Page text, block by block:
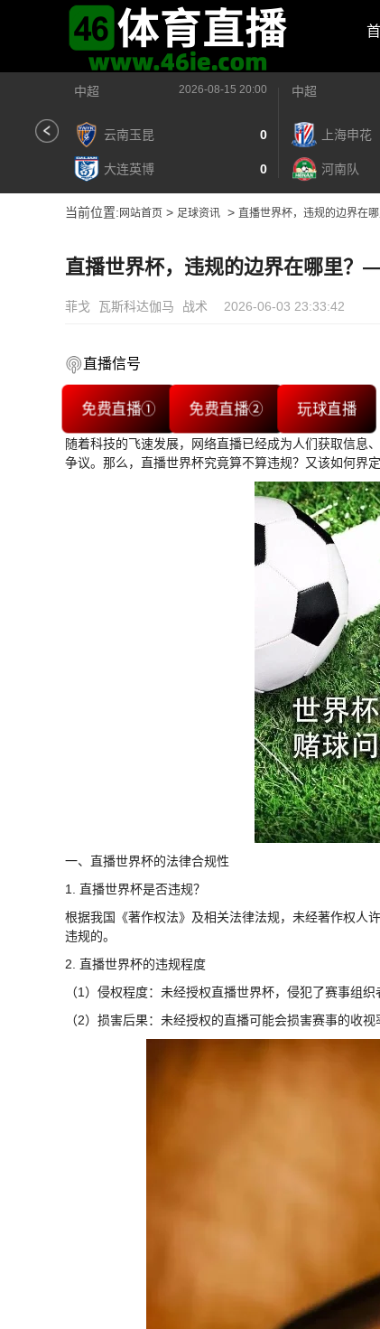
中超 2026-08-15 20:00
云南玉昆 0
大连英博 0
中超
上海申花
河南队
当前位置: 网站首页 > 足球资讯 > 直播世界杯，违规的边界在
直播世界杯，违规的边界在哪里
菲戈 瓦斯科达伽马 战术 2026-06-03 23:33:42
直播信号
免费直播① 免费直播② 玩球直播
随着科技的飞速发展，网络直播已经成为人们获取信息
争议。那么，直播世界杯究竟算不算违规？又该如何界
一、直播世界杯的法律合规性
1. 直播世界杯是否违规？
根据我国《著作权法》及相关法律法规，未经著作权人
违规的。
2. 直播世界杯的违规程度
（1）侵权程度：未经授权直播世界杯，侵犯了赛事组
（2）损害后果：未经授权的直播可能会损害赛事的收